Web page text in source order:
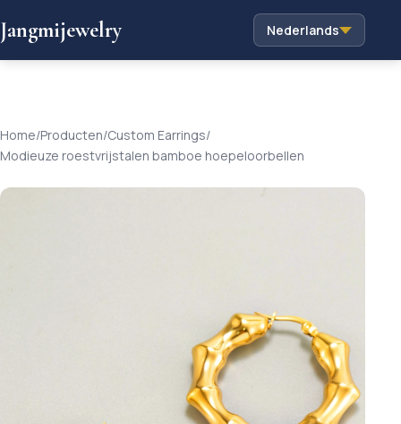
Jangmijewelry Nederlands
Home/Producten/Custom Earrings/
Modieuze roestvrijstalen bamboe hoepeloorbellen